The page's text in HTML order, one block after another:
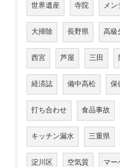
世界遺産 寺院 メン
大掃除 長野県 高級
西宮 芦屋 三田
経済誌 備中高松 保
打ち合わせ 食品事故
キッチン漏水 三重県
淀川区 空気質 マー